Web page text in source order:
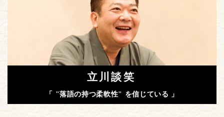
立川談笑
「 "落語の持つ柔軟性" を信じている 」